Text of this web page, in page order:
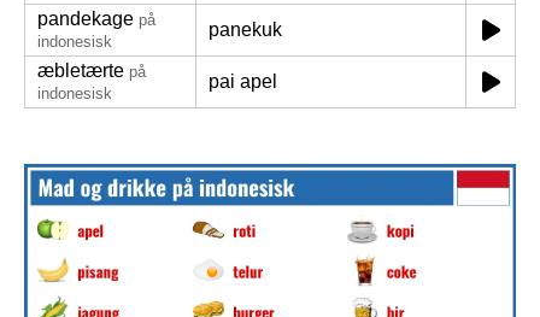
pandekage på
indonesisk
panekuk
æbletærte på
indonesisk
pai apel